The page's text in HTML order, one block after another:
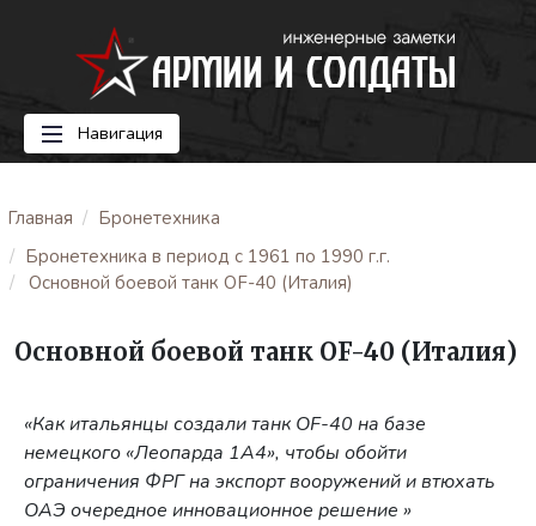
Навигация
Главная
Бронетехника
Бронетехника в период с 1961 по 1990 г.г.
Основной боевой танк OF-40 (Италия)
Основной боевой танк OF-40 (Италия)
«Как итальянцы создали танк OF-40 на базе
немецкого «Леопарда 1А4», чтобы обойти
ограничения ФРГ на экспорт вооружений и втюхать
ОАЭ очередное инновационное решение »